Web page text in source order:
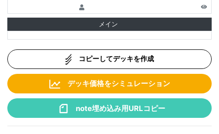
メイン
コピーしてデッキを作成
デッキ価格をシミュレーション
note埋め込み用URLコピー